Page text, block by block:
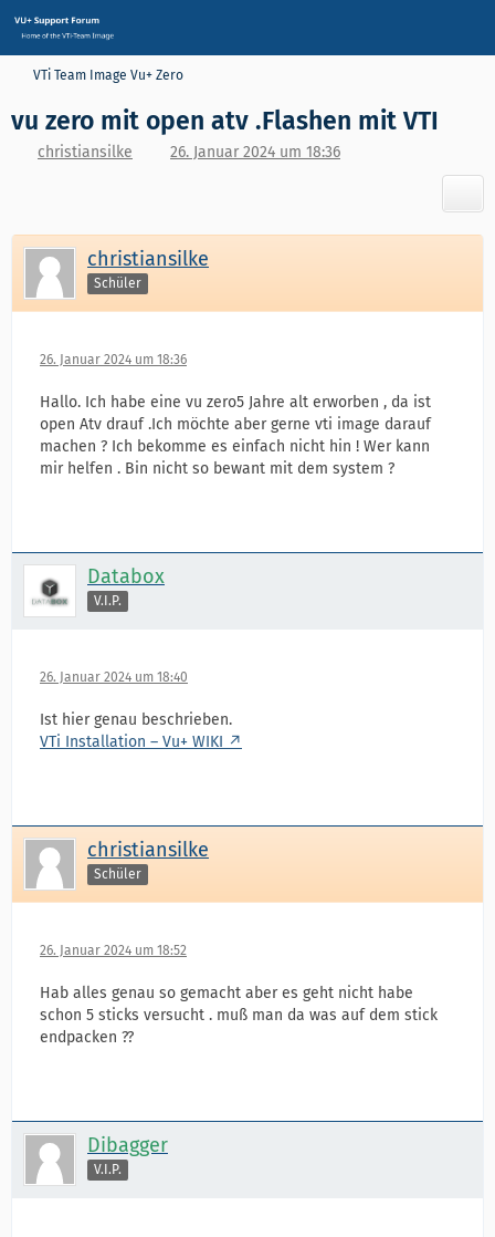
VTi Team Image Vu+ Zero
vu zero mit open atv .Flashen mit VTI
christiansilke 26. Januar 2024 um 18:36
christiansilke
Schüler
26. Januar 2024 um 18:36
Hallo. Ich habe eine vu zero5 Jahre alt erworben , da ist
open Atv drauf .Ich möchte aber gerne vti image darauf
machen ? Ich bekomme es einfach nicht hin ! Wer kann
mir helfen . Bin nicht so bewant mit dem system ?
Databox
V.I.P.
26. Januar 2024 um 18:40
Ist hier genau beschrieben.
VTi Installation – Vu+ WIKI
christiansilke
Schüler
26. Januar 2024 um 18:52
Hab alles genau so gemacht aber es geht nicht habe
schon 5 sticks versucht . muß man da was auf dem stick
endpacken ??
Dibagger
V.I.P.